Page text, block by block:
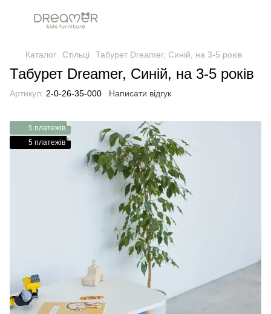
Каталог Стільці Табурет Dreamer, Синій, на 3-5 років
Табурет Dreamer, Синій, на 3-5 років
Артикул: 2-0-26-35-000 Написати відгук
5 платежів
5 платежів